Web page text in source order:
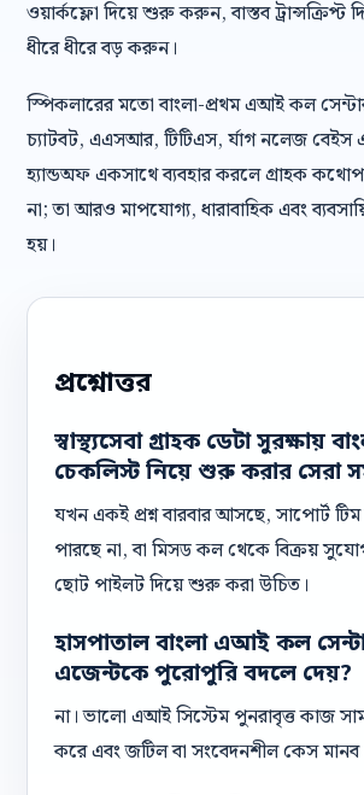
ওয়ার্কফ্লো দিয়ে শুরু করুন, বাস্তব ট্রান্সক্রিপ্ট
ধীরে ধীরে বড় করুন।
স্পিকলারের মতো বাংলা-প্রথম এআই কল
চ্যাটবট, এএসআর, টিটিএস, র্যাগ নলেজ
হ্যান্ডঅফ একসাথে ব্যবহার করলে গ্রাহক
না; তা আরও মাপযোগ্য, ধারাবাহিক এবং
হয়।
প্রশ্নোত্তর
স্বাস্থ্যসেবা গ্রাহক ডেটা সুরক্ষায়
চেকলিস্ট নিয়ে শুরু করার সেরা
যখন একই প্রশ্ন বারবার আসছে, সাপোর্ট
পারছে না, বা মিসড কল থেকে বিক্রয়
ছোট পাইলট দিয়ে শুরু করা উচিত।
হাসপাতাল বাংলা এআই কল
এজেন্টকে পুরোপুরি বদলে দেয়?
না। ভালো এআই সিস্টেম পুনরাবৃত্ত কাজ
করে এবং জটিল বা সংবেদনশীল কেস মানব